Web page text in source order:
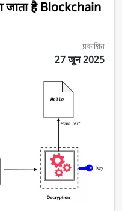
जाता है Blockchain
प्रकाशित
27 जून 2025